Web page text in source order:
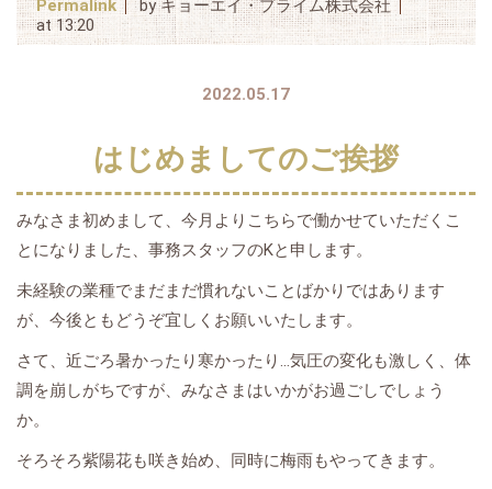
Permalink
by キョーエイ・プライム株式会社
at 13:20
2022.05.17
はじめましてのご挨拶
みなさま初めまして、今月よりこちらで働かせていただくこ
とになりました、事務スタッフのKと申します。
未経験の業種でまだまだ慣れないことばかりではあります
が、今後ともどうぞ宜しくお願いいたします。
さて、近ごろ暑かったり寒かったり…気圧の変化も激しく、体
調を崩しがちですが、みなさまはいかがお過ごしでしょう
か。
そろそろ紫陽花も咲き始め、同時に梅雨もやってきます。